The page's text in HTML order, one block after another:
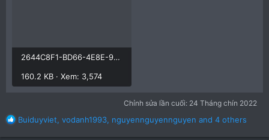
2644C8F1-BD66-4E8E-9D8B-2601DE3212D3.jpeg
160.2 KB · Xem: 3,574
Chỉnh sửa lần cuối: 24 Tháng chín 2022
R
Buiduyviet, vodanh1993, nguyennguyennguyen and 4 others